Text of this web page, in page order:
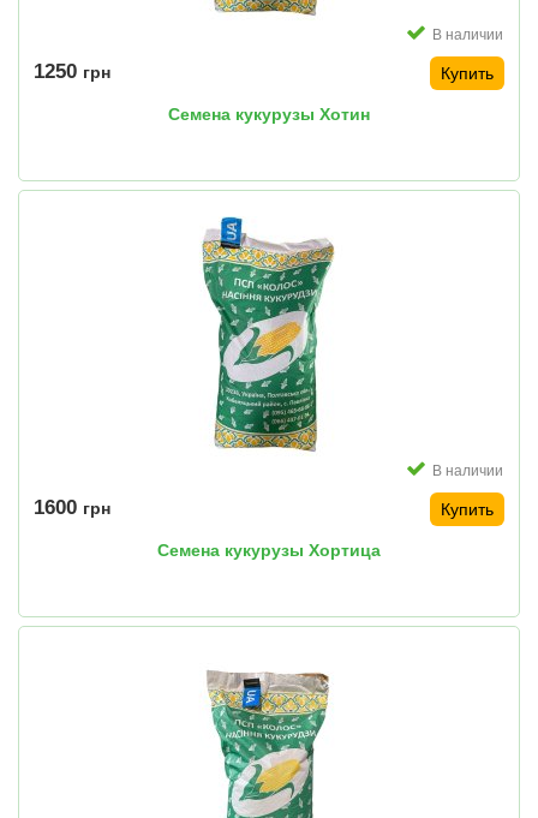
В наличии
1250 грн Купить
Семена кукурузы Хотин
В наличии
1600 грн Купить
Семена кукурузы Хортица